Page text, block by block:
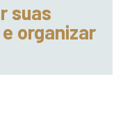
suas
organizar